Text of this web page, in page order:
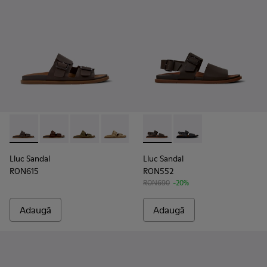
Lluc Sandal - K101091-002 - Sandale din piele pentru
Lluc Sandal - K101091-005
Lluc Sandal - K101091-004
Lluc Sandal - K101091-003
Lluc Sandal - K101091-001 -
Lluc Sandal
RON615
Adaugă
Lluc Sandal - K101092-002
Lluc Sandal -
Lluc Sandal
RON552
RON690 -20%
Adaugă